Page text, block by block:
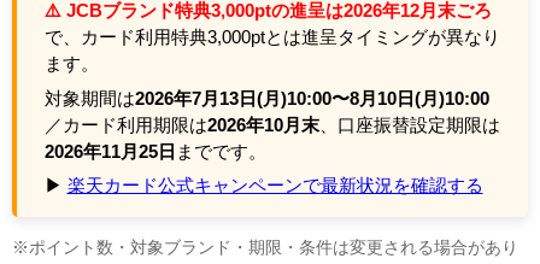
⚠️ JCBブランド特典3,000ptの進呈は2026年12月末ごろ
で、カード利用特典3,000ptとは進呈タイミングが異なり
ます。
対象期間は2026年7月13日(月)10:00〜8月10日(月)10:00
／カード利用期限は2026年10月末、口座振替設定期限は
2026年11月25日 までです。
▶ 楽天カード公式キャンペーンで最新状況を確認する
※ポイント数・対象ブランド・期限・条件は変更される場合があり